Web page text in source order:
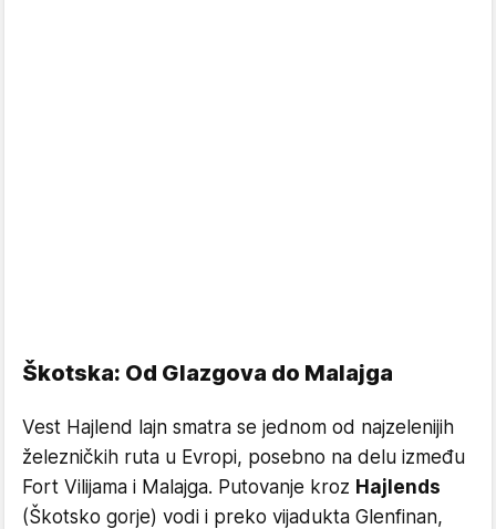
Škotska: Od Glazgova do Malajga
Vest Hajlend lajn smatra se jednom od najzelenijih
železničkih ruta u Evropi, posebno na delu između
Fort Vilijama i Malajga. Putovanje kroz Hajlends
(Škotsko gorje) vodi i preko vijadukta Glenfinan,